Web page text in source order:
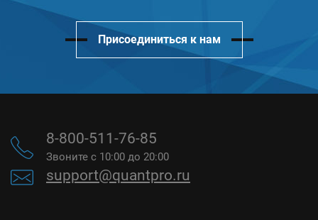
Присоединиться к нам
8-800-511-76-85
Звоните с 10:00 до 20:00
support@quantpro.ru